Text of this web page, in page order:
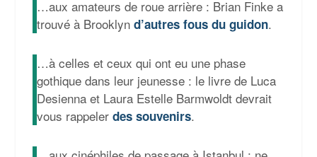
…aux amateurs de roue arrière : Brian Finke a
trouvé à Brooklyn d’autres fous du guidon.
…à celles et ceux qui ont eu une phase
gothique dans leur jeunesse : le livre de Luca
Desienna et Laura Estelle Barmwoldt devrait
vous rappeler des souvenirs.